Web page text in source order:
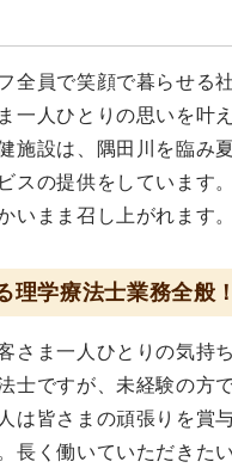
全員で笑顔で暮らせ
一人ひとりの思いを叶
施設は、隅田川を臨み
スの提供をしています
いまま召し上がれます。
理学療法士業務全般
さま一人ひとりの気持
士ですが、未経験の方
は皆さまの頑張りを賞
長く働いていただきた